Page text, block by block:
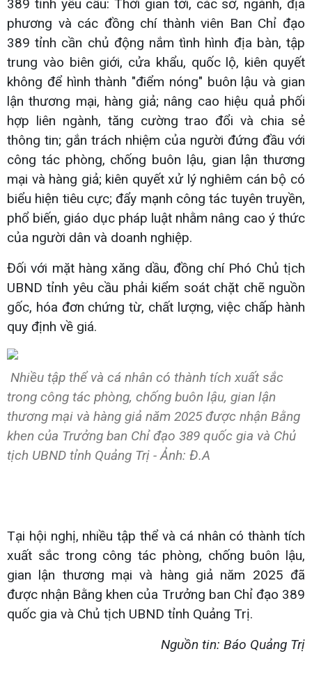
389 tỉnh yêu cầu: Thời gian tới, các sở, ngành, địa
phương và các đồng chí thành viên Ban Chỉ đạo
389 tỉnh cần chủ động nắm tình hình địa bàn, tập
trung vào biên giới, cửa khẩu, quốc lộ, kiên quyết
không để hình thành "điểm nóng" buôn lậu và gian
lận thương mại, hàng giả; nâng cao hiệu quả phối
hợp liên ngành, tăng cường trao đổi và chia sẻ
thông tin; gắn trách nhiệm của người đứng đầu với
công tác phòng, chống buôn lậu, gian lận thương
mại và hàng giả; kiên quyết xử lý nghiêm cán bộ có
biểu hiện tiêu cực; đẩy mạnh công tác tuyên truyền,
phổ biến, giáo dục pháp luật nhằm nâng cao ý thức
của người dân và doanh nghiệp.
Đối với mặt hàng xăng dầu, đồng chí Phó Chủ tịch
UBND tỉnh yêu cầu phải kiểm soát chặt chẽ nguồn
gốc, hóa đơn chứng từ, chất lượng, việc chấp hành
quy định về giá.
Nhiều tập thể và cá nhân có thành tích xuất sắc
trong công tác phòng, chống buôn lậu, gian lận
thương mại và hàng giả năm 2025 được nhận Bằng
khen của Trưởng ban Chỉ đạo 389 quốc gia và Chủ
tịch UBND tỉnh Quảng Trị - Ảnh: Đ.A
Tại hội nghị, nhiều tập thể và cá nhân có thành tích
xuất sắc trong công tác phòng, chống buôn lậu,
gian lận thương mại và hàng giả năm 2025 đã
được nhận Bằng khen của Trưởng ban Chỉ đạo 389
quốc gia và Chủ tịch UBND tỉnh Quảng Trị.
Nguồn tin: Báo Quảng Trị